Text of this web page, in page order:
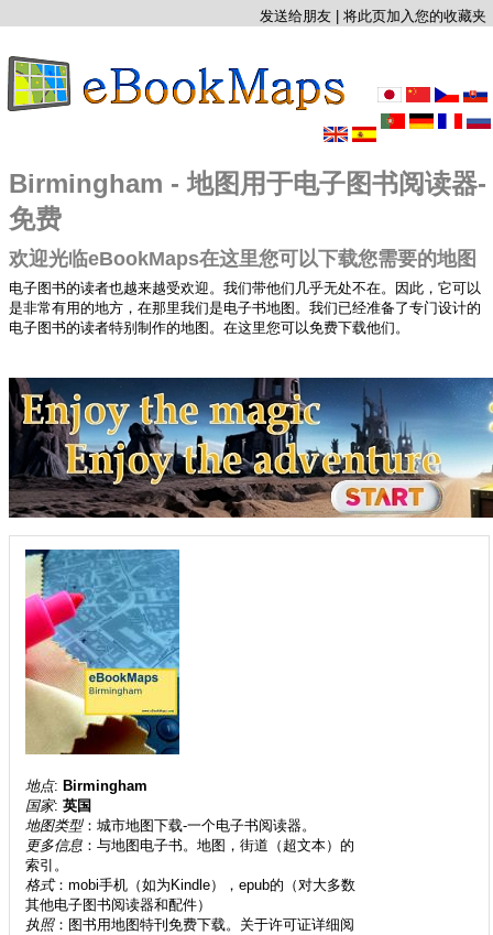
发送给朋友 将此页加入您的收藏夹
Birmingham - 地图用于电子图书阅读器-
免费
欢迎光临eBookMaps在这里您可以下载您需要的地图
电子图书的读者也越来越受欢迎。我们带他们几乎无处不在。因此，它可以
是非常有用的地方，在那里我们是电子书地图。我们已经准备了专门设计的
电子图书的读者特别制作的地图。在这里您可以免费下载他们。
地点: Birmingham
国家:英国
地图类型：城市地图下载-一个电子书阅读器。
更多信息 ：与地图电子书。地图，街道（超文本）的
索引。
格式：mobi手机（如为Kindle），epub的（对大多数
其他电子图书阅读器和配件）
执照：图书用地图特刊免费下载。关于许可证详细阅